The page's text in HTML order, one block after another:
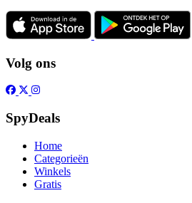
Volg ons
SpyDeals
Home
Categorieën
Winkels
Gratis